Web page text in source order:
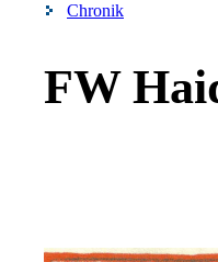
Chronik
FW